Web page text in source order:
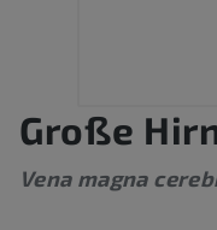
Große
Vena magna